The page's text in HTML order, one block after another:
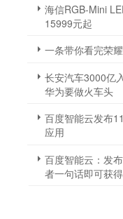
海信RGB-Mini
15999元起
一条带你看完荣
长安汽车3000亿
华为要做火车头
百度智能云发布
应用
百度智能云：发
者一句话即可获